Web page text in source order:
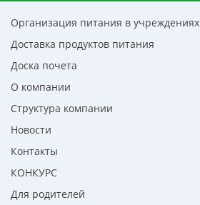
Организация питания в учреждениях
Доставка продуктов питания
Доска почета
О компании
Структура компании
Новости
Контакты
КОНКУРС
Для родителей